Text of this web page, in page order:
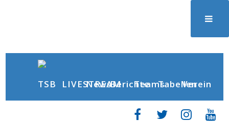
LIVESTREAM
NewsBerichteTeamsTabellenVerein